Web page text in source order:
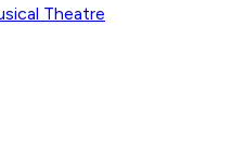
Theatre